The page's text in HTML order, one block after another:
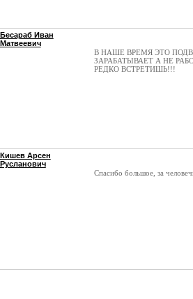
Бесараб Иван
Матвеевич
В НАШЕ ВРЕМЯ ЭТО
ЗАРАБАТЫВАЕТ А НЕ
РЕДКО ВСТРЕТИШЬ!!!
Кишев Арсен
Русланович
Спасибо большое, за